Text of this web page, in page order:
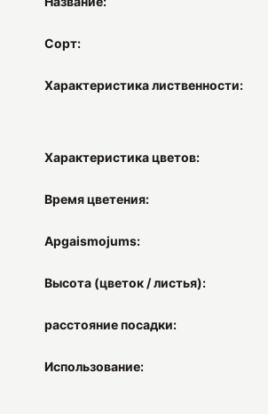
Сорт:
Характеристика лиственности:
Характеристика цветов:
Время цветения:
Apgaismojums:
Высота (цветок / листья):
расстояние посадки:
Использование: